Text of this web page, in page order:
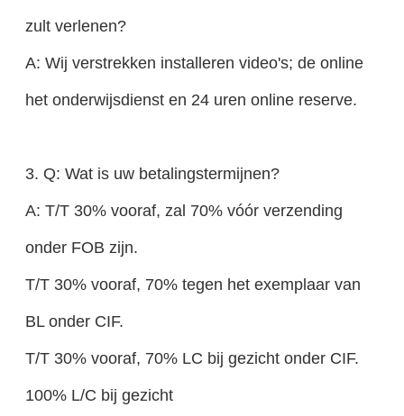
zult verlenen?
A: Wij verstrekken installeren video's; de online
het onderwijsdienst en 24 uren online reserve.
3. Q: Wat is uw betalingstermijnen?
A: T/T 30% vooraf, zal 70% vóór verzending
onder FOB zijn.
T/T 30% vooraf, 70% tegen het exemplaar van
BL onder CIF.
T/T 30% vooraf, 70% LC bij gezicht onder CIF.
100% L/C bij gezicht